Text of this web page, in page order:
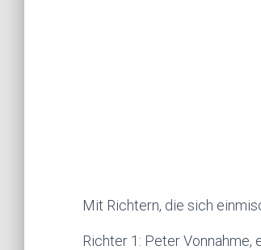
Mit Richtern, die sich
Richter 1: Peter